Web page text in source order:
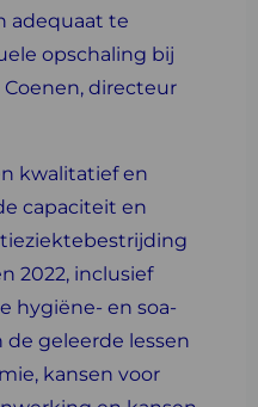
adequaat te
opschaling bij
Coenen, directeur
kwalitatief en
capaciteit en
2022, inclusief
hygiëne- en soa-
de geleerde lessen
kansen voor